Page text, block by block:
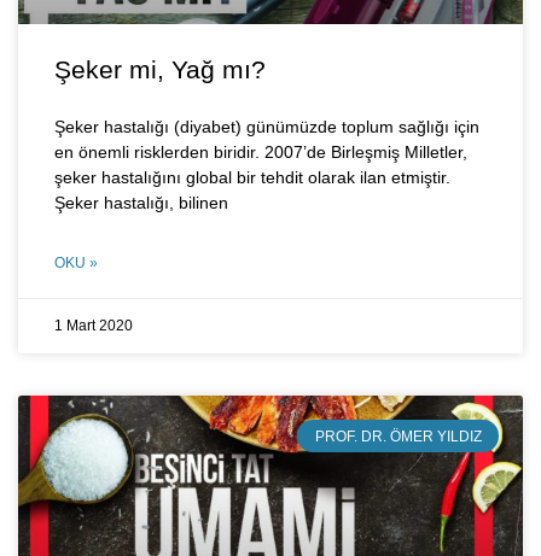
Şeker mi, Yağ mı?
Şeker hastalığı (diyabet) günümüzde toplum sağlığı için
en önemli risklerden biridir. 2007’de Birleşmiş Milletler,
şeker hastalığını global bir tehdit olarak ilan etmiştir.
Şeker hastalığı, bilinen
OKU »
1 Mart 2020
PROF. DR. ÖMER YILDIZ